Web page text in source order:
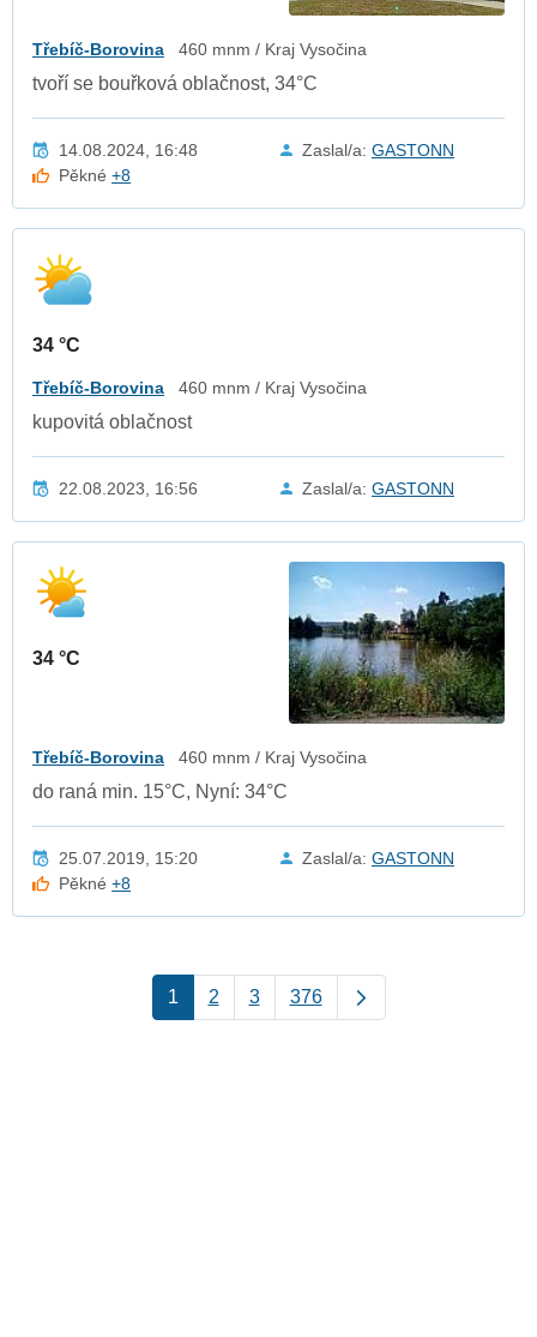
Třebíč-Borovina 460 mnm / Kraj Vysočina
tvoří se bouřková oblačnost, 34°C
14.08.2024, 16:48 Zaslal/a: GASTONN
Pěkné+8
34 °C
Třebíč-Borovina 460 mnm / Kraj Vysočina
kupovitá oblačnost
22.08.2023, 16:56 Zaslal/a: GASTONN
34 °C
Třebíč-Borovina 460 mnm / Kraj Vysočina
do raná min. 15°C, Nyní: 34°C
25.07.2019, 15:20 Zaslal/a: GASTONN
Pěkné+8
1 2 3 376